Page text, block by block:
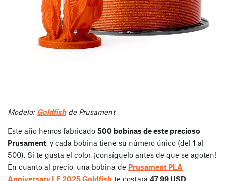
Modelo: Goldfishde Prusament
Este año hemos fabricado 500 bobinas de este precioso
Prusament, y cada bobina tiene su número único (del 1 al
500). Si te gusta el color, ¡consíguelo antes de que se agoten!
En cuanto al precio, una bobina de Prusament PLA
Anniversary LE 2025 Goldfish te costará 47.99 USD